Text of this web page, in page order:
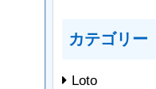
カテゴリー
Loto